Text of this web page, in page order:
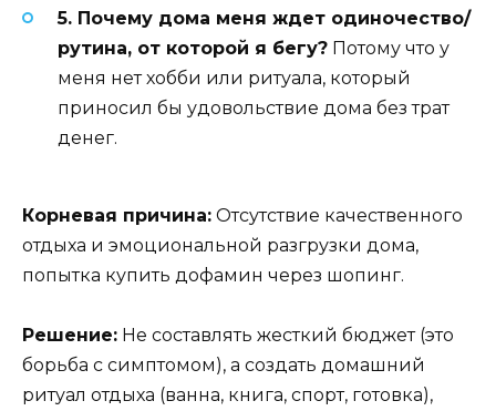
5. Почему дома меня ждет одиночество/
рутина, от которой я бегу? Потому что у
меня нет хобби или ритуала, который
приносил бы удовольствие дома без трат
денег.
Корневая причина: Отсутствие качественного
отдыха и эмоциональной разгрузки дома,
попытка купить дофамин через шопинг.
Решение: Не составлять жесткий бюджет (это
борьба с симптомом), а создать домашний
ритуал отдыха (ванна, книга, спорт, готовка),